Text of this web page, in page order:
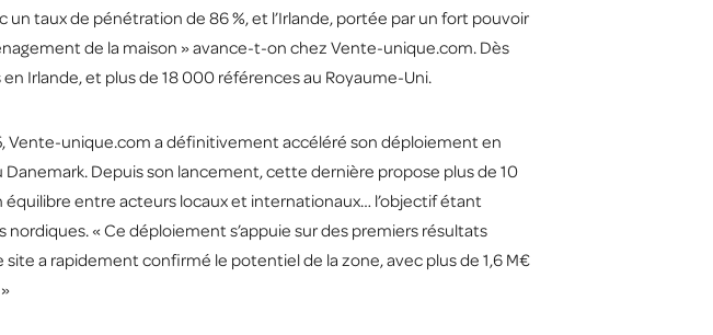
taux de pénétration de 86 %, et l’Irlande, portée par un fort pouvoir
de la maison » avance-t-on chez Vente-unique.com. Dès
Irlande, et plus de 18 000 références au Royaume-Uni.
Vente-unique.com a définitivement accéléré son déploiement en
Depuis son lancement, cette dernière propose plus de 10
entre acteurs locaux et internationaux… l’objectif étant
« Ce déploiement s’appuie sur des premiers résultats
a rapidement confirmé le potentiel de la zone, avec plus de 1,6 M€